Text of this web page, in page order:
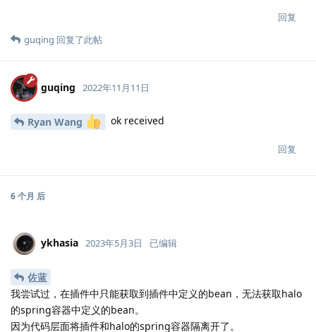
回复
guqing 回复了此帖
guqing 2022年11月11日
Ryan Wang ok received
回复
6 个月 后
ykhasia 2023年5月3日 已编辑
佐蓝
我尝试过，在插件中只能获取到插件中定义的bean，无法获取halo
的spring容器中定义的bean。
因为代码层面将插件和halo的spring容器隔离开了。